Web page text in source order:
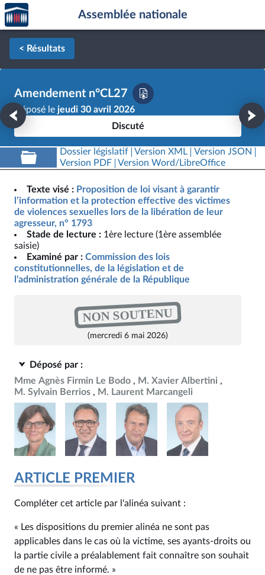
Aller au contenu
Aller en bas de la page
Accèder
à la
page
d'accueil
Assemblée nationale
< Résultats
Amendement n°CL27
Déposé le jeudi 30 avril 2026
Discuté
Dossier législatif Version XML
Version JSON
Version PDF
Version Word/LibreOffice
Texte visé : Proposition de loi visant à garantir
l’information et la protection effective des victimes
de violences sexuelles lors de la libération de leur
agresseur, n° 1793
Stade de lecture : 1ère lecture (1ère assemblée
saisie)
Examiné par : Commission des lois
constitutionnelles, de la législation et de
l'administration générale de la République
NON SOUTENU
(mercredi 6 mai 2026)
Déposé par :
Mme Agnès Firmin Le Bodo
M. Xavier Albertini
M. Sylvain Berrios
M. Laurent Marcangeli
ARTICLE PREMIER
Compléter cet article par l'alinéa suivant :
« Les dispositions du premier alinéa ne sont pas
applicables dans le cas où la victime, ses ayants-droits ou
la partie civile a préalablement fait connaître son souhait
de ne pas être informé. »